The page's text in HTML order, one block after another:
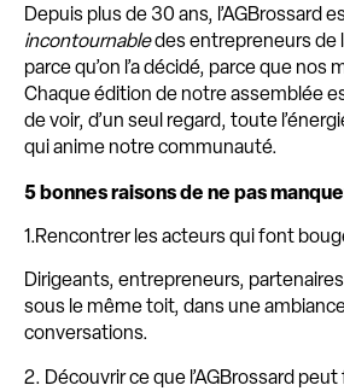
Depuis plus de 30 ans, l’AGBrossard
incontournabledes entrepreneurs de
parce qu’on l’a décidé, parce que nos
Chaque édition de notre assemblée
de voir, d’un seul regard, toute
qui anime notre communauté.
5 bonnes raisons de ne pas
1.Rencontrer les acteurs qui font
Dirigeants, entrepreneurs,
sous le même toit, dans une
conversations.
2. Découvrir ce que l’AGBrossard